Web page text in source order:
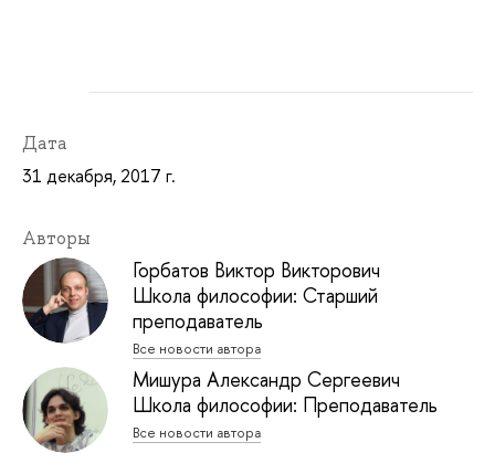
Дата
31 декабря, 2017 г.
Авторы
Горбатов Виктор Викторович
Школа философии: Старший
преподаватель
Все новости автора
Мишура Александр Сергеевич
Школа философии: Преподаватель
Все новости автора